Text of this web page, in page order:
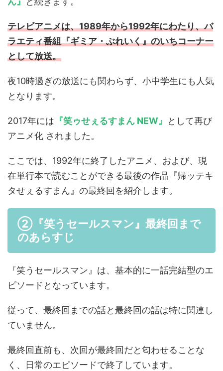
テレビアニメは、1989年から1992年にわたり、バ
ラエティ番組『ギミア・ぶれいく』のいちコーナー
として放送。
夜10時過ぎの放送にも関わらず、小中学生にも人気
となります。
2017年には 『笑ゥせぇるすまん NEW』
として再び
アニメ化 されました。
ここでは、1992年に終了したアニメ、および、現
在単行本で読むことができる最後の作品『帰ッテキ
タせぇるすまん』の最終回を紹介します。
②『笑うセールスマン』最終回まで
のあらすじ
『笑うセールスマン』は、基本的に一話完結型のエ
ピソードとなっています。
従って、最終回までの話と最終回の話は特に関連し
ていません。
最終回直前も、次回が最終回だと匂わせることな
く、日常のエピソードで終了しています。